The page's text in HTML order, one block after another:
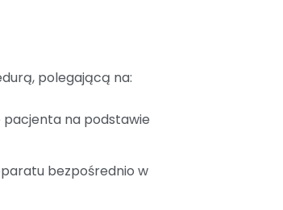
polegającą na:
pacjenta na podstawie
bezpośrednio w